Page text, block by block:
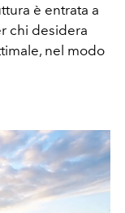
è entrata a
chi desidera
nel modo